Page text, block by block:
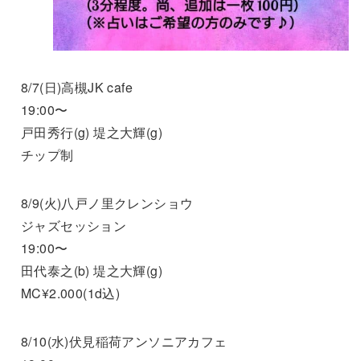
8/7(日)高槻JK cafe
19:00〜
戸田秀行(g) 堤之大輝(g)
チップ制
8/9(火)八戸ノ里クレンショウ
ジャズセッション
19:00〜
田代泰之(b) 堤之大輝(g)
MC¥2.000(1d込)
8/10(水)伏見稲荷アンソニアカフェ